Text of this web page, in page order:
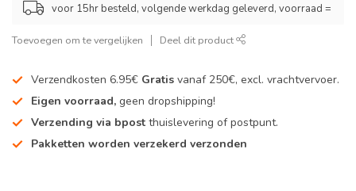
voor 15hr besteld, volgende werkdag geleverd, voorraad =
Toevoegen om te vergelijken Deel dit product
Verzendkosten 6.95€ Gratis vanaf 250€, excl. vrachtvervoer.
Eigen voorraad, geen dropshipping!
Verzending via bpost thuislevering of postpunt.
Pakketten worden verzekerd verzonden